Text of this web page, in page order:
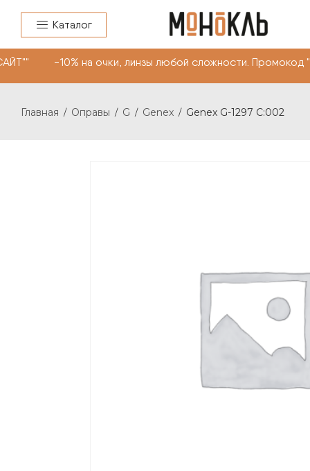
Каталог
-10% на очки, линзы любой сложности.
Главная / Оправы / G / Genex / Genex G-1297 C:002